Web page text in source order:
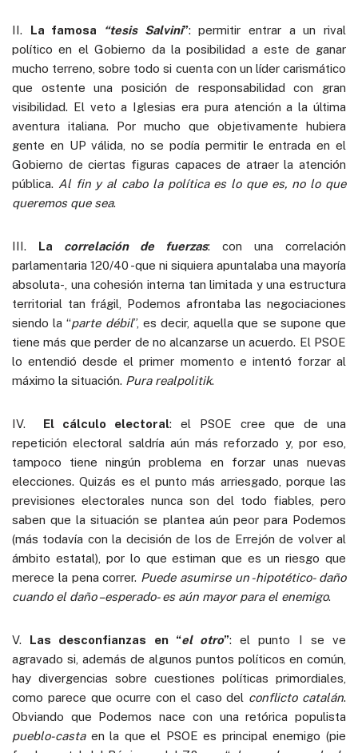
II. La famosa “tesis Salvini”: permitir entrar a un rival
político en el Gobierno da la posibilidad a este de ganar
mucho terreno, sobre todo si cuenta con un líder carismático
que ostente una posición de responsabilidad con gran
visibilidad. El veto a Iglesias era pura atención a la última
aventura italiana. Por mucho que objetivamente hubiera
gente en UP válida, no se podía permitir le entrada en el
Gobierno de ciertas figuras capaces de atraer la atención
pública. Al fin y al cabo la política es lo que es, no lo que
queremos que sea.
III. La correlación de fuerzas: con una correlación
parlamentaria 120/40 -que ni siquiera apuntalaba una mayoría
absoluta-, una cohesión interna tan limitada y una estructura
territorial tan frágil, Podemos afrontaba las negociaciones
siendo la “parte débil”, es decir, aquella que se supone que
tiene más que perder de no alcanzarse un acuerdo. El PSOE
lo entendió desde el primer momento e intentó forzar al
máximo la situación. Pura realpolitik.
IV. El cálculo electoral: el PSOE cree que de una
repetición electoral saldría aún más reforzado y, por eso,
tampoco tiene ningún problema en forzar unas nuevas
elecciones. Quizás es el punto más arriesgado, porque las
previsiones electorales nunca son del todo fiables, pero
saben que la situación se plantea aún peor para Podemos
(más todavía con la decisión de los de Errejón de volver al
ámbito estatal), por lo que estiman que es un riesgo que
merece la pena correr. Puede asumirse un -hipotético- daño
cuando el daño –esperado- es aún mayor para el enemigo.
V. Las desconfianzas en “el otro”: el punto I se ve
agravado si, además de algunos puntos políticos en común,
hay divergencias sobre cuestiones políticas primordiales,
como parece que ocurre con el caso del conflicto catalán.
Obviando que Podemos nace con una retórica populista
pueblo-castaen la que el PSOE es principal enemigo (pie